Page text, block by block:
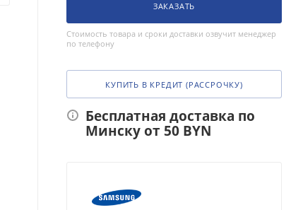
ЗАКАЗАТЬ
Стоимость товара и сроки доставки озвучит менеджер
по телефону
КУПИТЬ В КРЕДИТ (РАССРОЧКУ)
Бесплатная доставка по
Минску от 50 BYN